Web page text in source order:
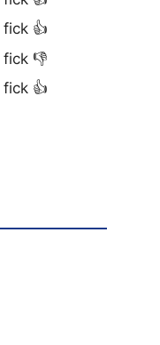
fick 👍
fick 👎
fick 👍